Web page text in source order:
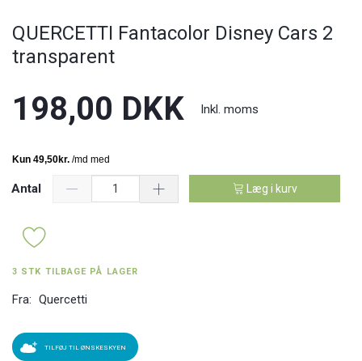
QUERCETTI Fantacolor Disney Cars 2
transparent
198,00 DKK Inkl. moms
Antal Læg i kurv
3 STK TILBAGE PÅ LAGER
Fra: Quercetti
TILFØJ TIL ØNSKESKYEN